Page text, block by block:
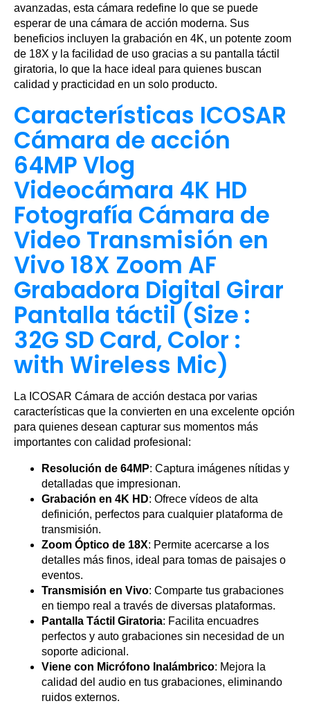
avanzadas, esta cámara redefine lo que se puede
esperar de una cámara de acción moderna. Sus
beneficios incluyen la grabación en 4K, un potente zoom
de 18X y la facilidad de uso gracias a su pantalla táctil
giratoria, lo que la hace ideal para quienes buscan
calidad y practicidad en un solo producto.
Características ICOSAR
Cámara de acción
64MP Vlog
Videocámara 4K HD
Fotografía Cámara de
Video Transmisión en
Vivo 18X Zoom AF
Grabadora Digital Girar
Pantalla táctil (Size :
32G SD Card, Color :
with Wireless Mic)
La ICOSAR Cámara de acción destaca por varias
características que la convierten en una excelente opción
para quienes desean capturar sus momentos más
importantes con calidad profesional:
Resolución de 64MP: Captura imágenes nítidas y
detalladas que impresionan.
Grabación en 4K HD: Ofrece vídeos de alta
definición, perfectos para cualquier plataforma de
transmisión.
Zoom Óptico de 18X: Permite acercarse a los
detalles más finos, ideal para tomas de paisajes o
eventos.
Transmisión en Vivo: Comparte tus grabaciones
en tiempo real a través de diversas plataformas.
Pantalla Táctil Giratoria: Facilita encuadres
perfectos y auto grabaciones sin necesidad de un
soporte adicional.
Viene con Micrófono Inalámbrico: Mejora la
calidad del audio en tus grabaciones, eliminando
ruidos externos.